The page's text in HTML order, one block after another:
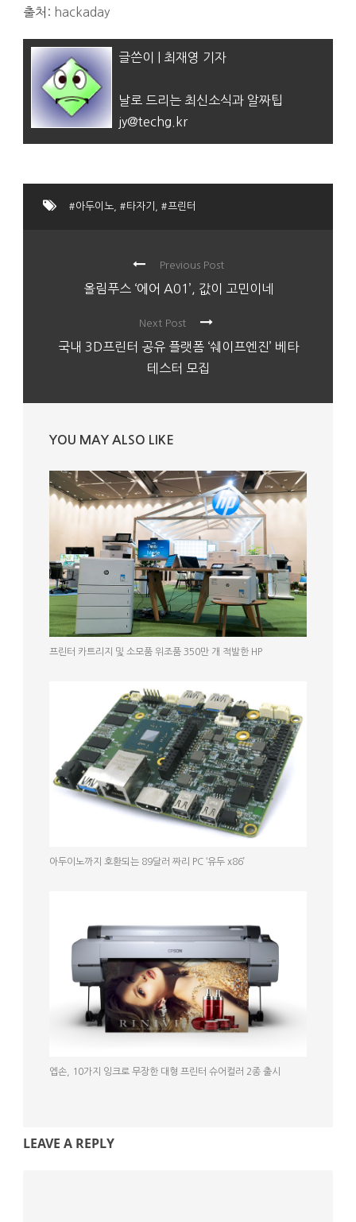
출처: hackaday
글쓴이 | 최재영 기자
날로 드리는 최신소식과 알짜팁
jy@techg.kr
#아두이노 #타자기 #프린터
Previous Post
올림푸스 ‘에어 A01’, 값이 고민이네
Next Post
국내 3D프린터 공유 플랫폼 ‘쉐이프엔진’ 베타
테스터 모집
YOU MAY ALSO LIKE
프린터 카트리지 및 소모품 위조품 350만 개 적발한 HP
아두이노까지 호환되는 89달러 짜리 PC ‘유두 x86’
엡손, 10가지 잉크로 무장한 대형 프린터 슈어컬러 2종 출시
LEAVE A REPLY